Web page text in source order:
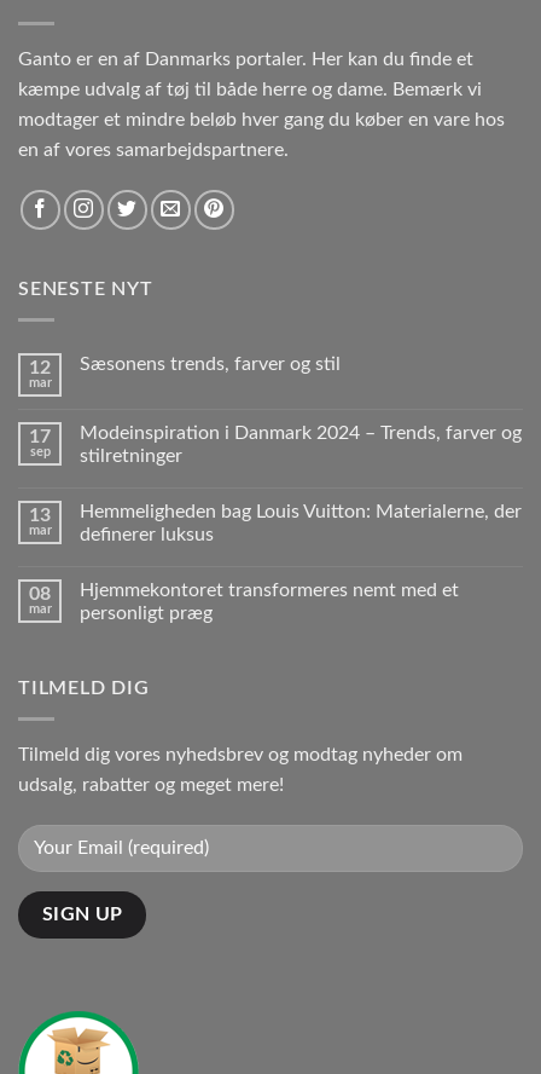
Ganto er en af Danmarks portaler. Her kan du finde et
kæmpe udvalg af tøj til både herre og dame. Bemærk vi
modtager et mindre beløb hver gang du køber en vare hos
en af vores samarbejdspartnere.
SENESTE NYT
12
mar
Sæsonens trends, farver og stil
17
sep
Modeinspiration i Danmark 2024 – Trends, farver og
stilretninger
13
mar
Hemmeligheden bag Louis Vuitton: Materialerne, der
definerer luksus
08
mar
Hjemmekontoret transformeres nemt med et
personligt præg
TILMELD DIG
Tilmeld dig vores nyhedsbrev og modtag nyheder om
udsalg, rabatter og meget mere!